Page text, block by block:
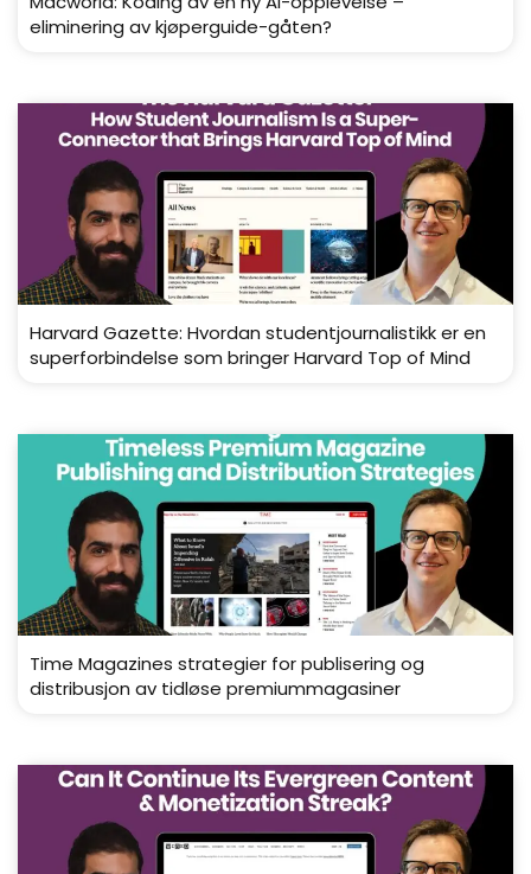
eliminering av kjøperguide-gåten?
Harvard Gazette: Hvordan studentjournalistikk er en
superforbindelse som bringer Harvard Top of Mind
Time Magazines strategier for publisering og
distribusjon av tidløse premiummagasiner